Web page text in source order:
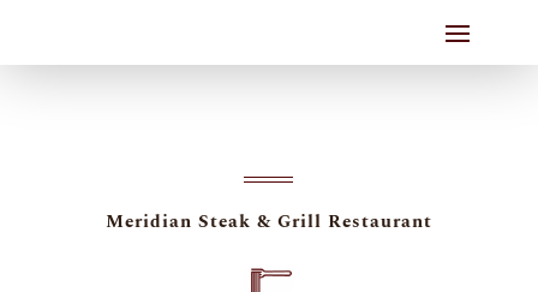
Meridian Steak & Grill Restaurant